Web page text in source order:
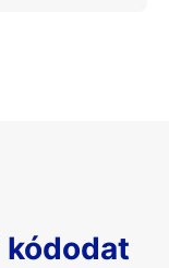
kódodat